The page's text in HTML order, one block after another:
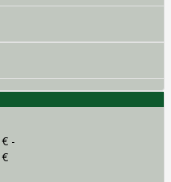
€ -
€